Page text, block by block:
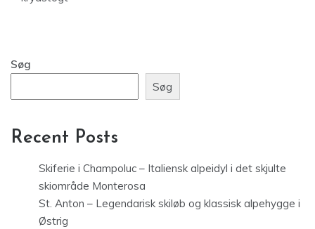
Søg
Søg
Recent Posts
Skiferie i Champoluc – Italiensk alpeidyl i det skjulte
skiområde Monterosa
St. Anton – Legendarisk skiløb og klassisk alpehygge i
Østrig